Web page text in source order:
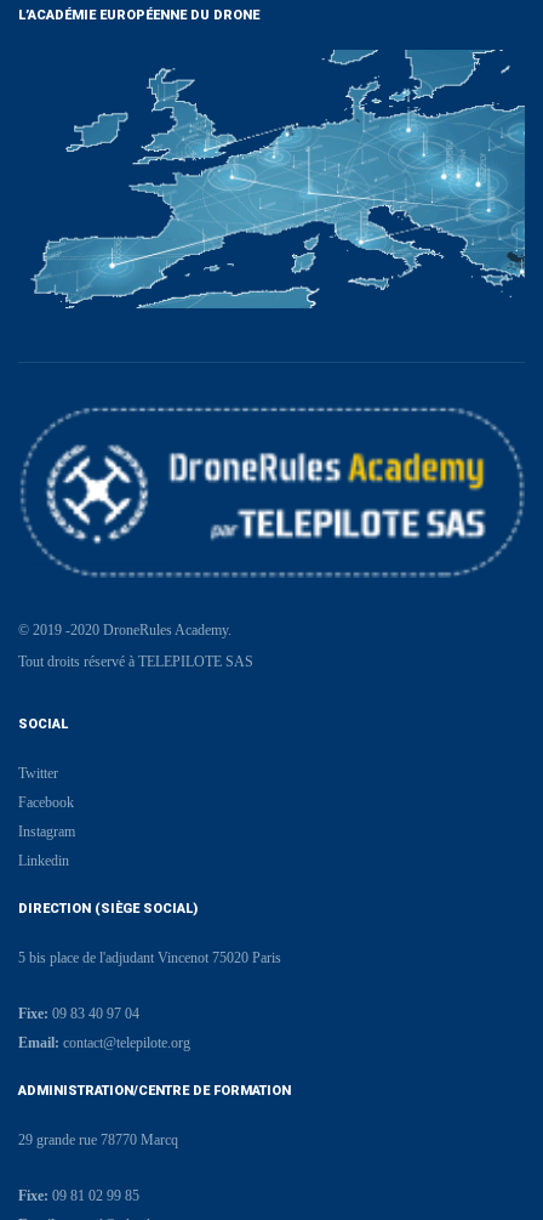
L’ACADÉMIE EUROPÉENNE DU DRONE
© 2019 -2020 DroneRules Academy.
Tout droits réservé à TELEPILOTE SAS
SOCIAL
Twitter
Facebook
Instagram
Linkedin
DIRECTION (SIÈGE SOCIAL)
5 bis place de l'adjudant Vincenot 75020 Paris
Fixe: 09 83 40 97 04
Email: contact@telepilote.org
ADMINISTRATION/CENTRE DE FORMATION
29 grande rue 78770 Marcq
Fixe: 09 81 02 99 85